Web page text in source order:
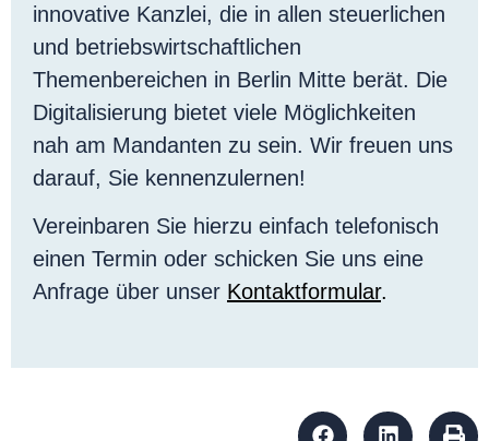
innovative Kanzlei, die in allen steuerlichen
und betriebswirtschaftlichen
Themenbereichen in Berlin Mitte berät. Die
Digitalisierung bietet viele Möglichkeiten
nah am Mandanten zu sein. Wir freuen uns
darauf, Sie kennenzulernen!
Vereinbaren Sie hierzu einfach telefonisch
einen Termin oder schicken Sie uns eine
Anfrage über unser Kontaktformular.